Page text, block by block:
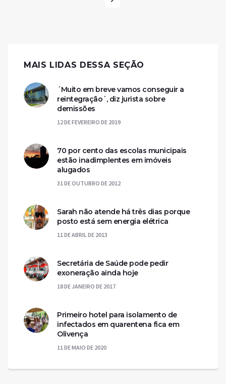
MAIS LIDAS DESSA SEÇÃO
´Muito em breve vamos conseguir a
reintegração´, diz jurista sobre
demissões
12 DE FEVEREIRO DE 2019
70 por cento das escolas municipais
estão inadimplentes em imóveis
alugados
31 DE OUTUBRO DE 2012
Sarah não atende há três dias porque
posto está sem energia elétrica
11 DE ABRIL DE 2013
Secretária de Saúde pode pedir
exoneração ainda hoje
18 DE JANEIRO DE 2017
Primeiro hotel para isolamento de
infectados em quarentena fica em
Olivença
11 DE MAIO DE 2020